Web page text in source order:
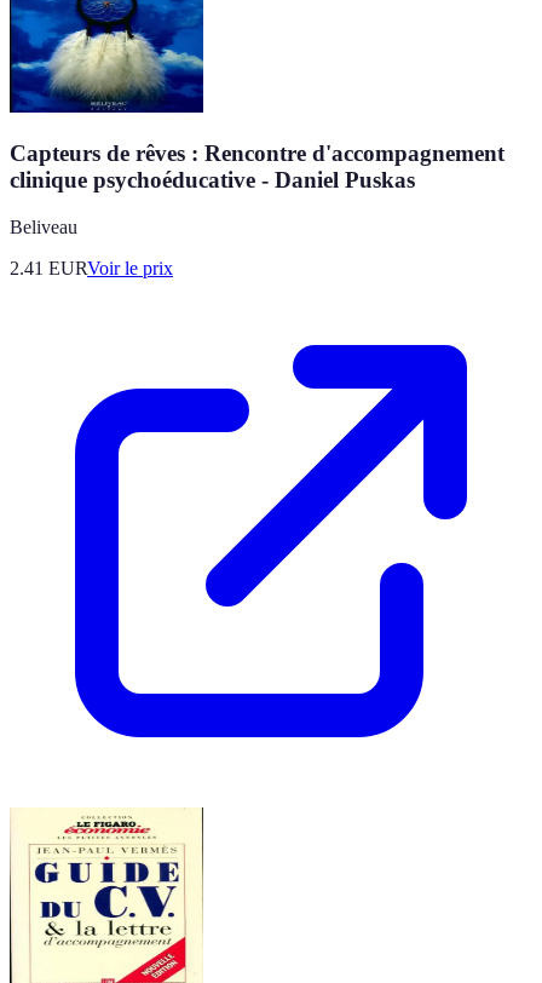
Capteurs de rêves : Rencontre d'accompagnement
clinique psychoéducative - Daniel Puskas
Beliveau
2.41 EURVoir le prix